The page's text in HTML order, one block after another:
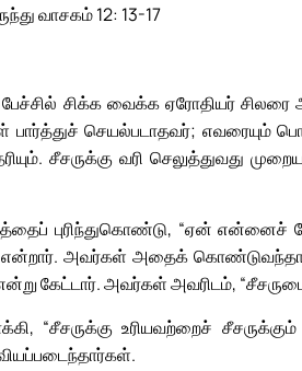
வாசகம் 12: 13-17
சிக்க வைக்க ஏரோதியர்
செயல்படாதவர்; எவரையும்
சீசருக்கு வரி செலுத்துவது
புரிந்துகொண்டு, “ஏன் என்னைச்
அவர்கள் அதைக்
கேட்டார். அவர்கள் அவரிடம்,
“சீசருக்கு உரியவற்றைச்